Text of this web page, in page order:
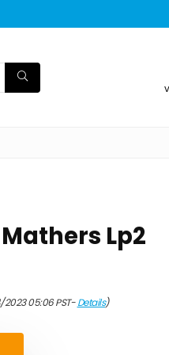
Lp2
05:06 PST-Details)